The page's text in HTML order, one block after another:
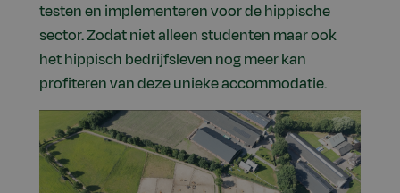
testen en implementeren voor de hippische
sector. Zodat niet alleen studenten maar ook
het hippisch bedrijfsleven nog meer kan
profiteren van deze unieke accommodatie.